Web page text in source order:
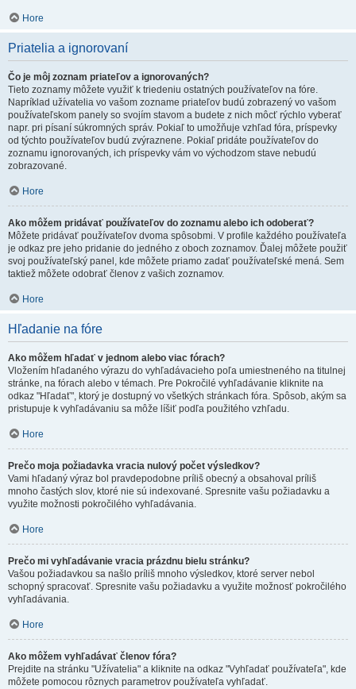
Hore
Priatelia a ignorovaní
Čo je môj zoznam priateľov a ignorovaných?
Tieto zoznamy môžete využiť k triedeniu ostatných používateľov na fóre.
Napríklad užívatelia vo vašom zozname priateľov budú zobrazený vo vašom
používateľskom panely so svojím stavom a budete z nich môcť rýchlo vyberať
napr. pri písaní súkromných správ. Pokiaľ to umožňuje vzhľad fóra, príspevky
od týchto používateľov budú zvýraznene. Pokiaľ pridáte používateľov do
zoznamu ignorovaných, ich príspevky vám vo východzom stave nebudú
zobrazované.
Hore
Ako môžem pridávať používateľov do zoznamu alebo ich odoberať?
Môžete pridávať používateľov dvoma spôsobmi. V profile každého používateľa
je odkaz pre jeho pridanie do jedného z oboch zoznamov. Ďalej môžete použiť
svoj používateľský panel, kde môžete priamo zadať používateľské mená. Sem
taktiež môžete odobrať členov z vašich zoznamov.
Hore
Hľadanie na fóre
Ako môžem hľadať v jednom alebo viac fórach?
Vložením hľadaného výrazu do vyhľadávacieho poľa umiestneného na titulnej
stránke, na fórach alebo v témach. Pre Pokročilé vyhľadávanie kliknite na
odkaz "Hľadať", ktorý je dostupný vo všetkých stránkach fóra. Spôsob, akým sa
pristupuje k vyhľadávaniu sa môže líšiť podľa použitého vzhľadu.
Hore
Prečo moja požiadavka vracia nulový počet výsledkov?
Vami hľadaný výraz bol pravdepodobne príliš obecný a obsahoval príliš
mnoho častých slov, ktoré nie sú indexované. Spresnite vašu požiadavku a
využite možnosti pokročilého vyhľadávania.
Hore
Prečo mi vyhľadávanie vracia prázdnu bielu stránku?
Vašou požiadavkou sa našlo príliš mnoho výsledkov, ktoré server nebol
schopný spracovať. Spresnite vašu požiadavku a využite možnosť pokročilého
vyhľadávania.
Hore
Ako môžem vyhľadávať členov fóra?
Prejdite na stránku "Užívatelia" a kliknite na odkaz "Vyhľadať používateľa", kde
môžete pomocou rôznych parametrov používateľa vyhľadať.